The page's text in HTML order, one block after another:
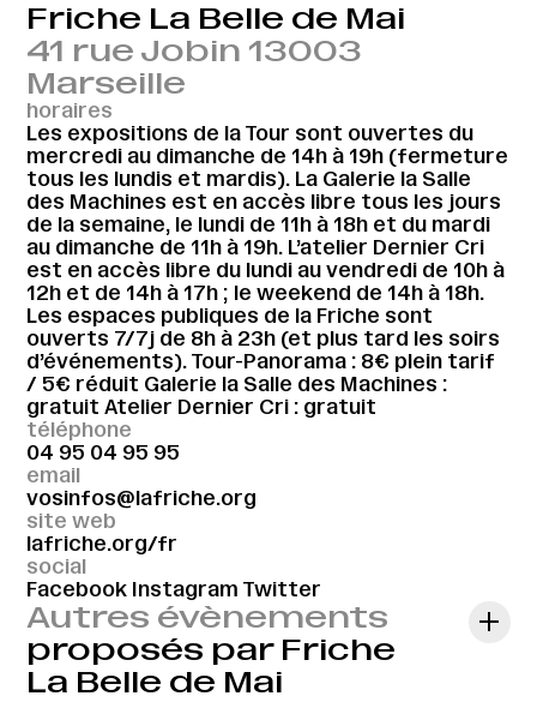
Friche La Belle de Mai
41 rue Jobin 13003
Marseille
horaires
Les expositions de la Tour sont ouvertes du
mercredi au dimanche de 14h à 19h (fermeture
tous les lundis et mardis). La Galerie la Salle
des Machines est en accès libre tous les jours
de la semaine, le lundi de 11h à 18h et du mardi
au dimanche de 11h à 19h. L’atelier Dernier Cri
est en accès libre du lundi au vendredi de 10h à
12h et de 14h à 17h ; le weekend de 14h à 18h.
Les espaces publiques de la Friche sont
ouverts 7/7j de 8h à 23h (et plus tard les soirs
d’événements). Tour-Panorama : 8€ plein tarif
/ 5€ réduit Galerie la Salle des Machines :
gratuit Atelier Dernier Cri : gratuit
téléphone
04 95 04 95 95
email
vosinfos@lafriche.org
site web
lafriche.org/fr
social
Facebook Instagram Twitter
Autres évènements
proposés par Friche
La Belle de Mai